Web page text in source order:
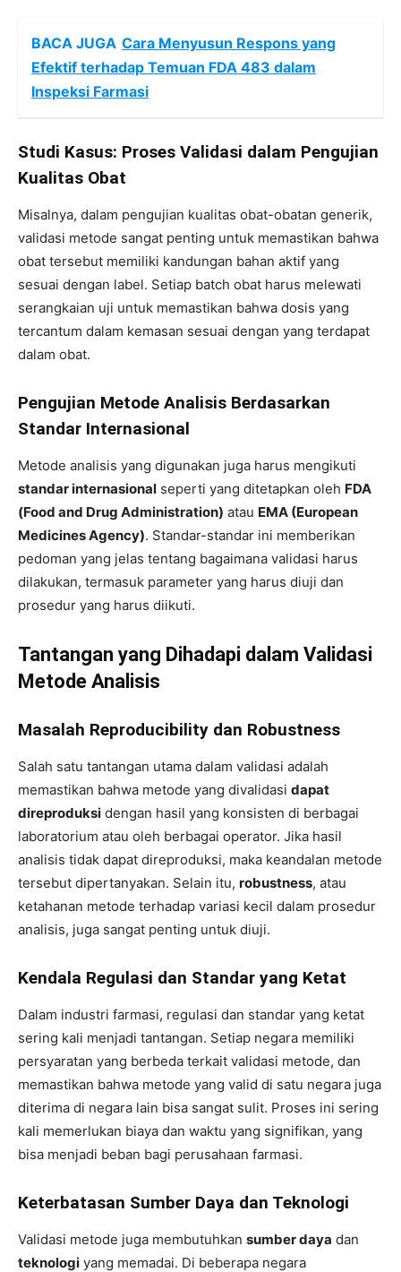
BACA JUGA Cara Menyusun Respons yang
Efektif terhadap Temuan FDA 483 dalam
Inspeksi Farmasi
Studi Kasus: Proses Validasi dalam Pengujian
Kualitas Obat
Misalnya, dalam pengujian kualitas obat-obatan generik,
validasi metode sangat penting untuk memastikan bahwa
obat tersebut memiliki kandungan bahan aktif yang
sesuai dengan label. Setiap batch obat harus melewati
serangkaian uji untuk memastikan bahwa dosis yang
tercantum dalam kemasan sesuai dengan yang terdapat
dalam obat.
Pengujian Metode Analisis Berdasarkan
Standar Internasional
Metode analisis yang digunakan juga harus mengikuti
standar internasional seperti yang ditetapkan oleh FDA
(Food and Drug Administration) atau EMA (European
Medicines Agency). Standar-standar ini memberikan
pedoman yang jelas tentang bagaimana validasi harus
dilakukan, termasuk parameter yang harus diuji dan
prosedur yang harus diikuti.
Tantangan yang Dihadapi dalam Validasi
Metode Analisis
Masalah Reproducibility dan Robustness
Salah satu tantangan utama dalam validasi adalah
memastikan bahwa metode yang divalidasi dapat
direproduksi dengan hasil yang konsisten di berbagai
laboratorium atau oleh berbagai operator. Jika hasil
analisis tidak dapat direproduksi, maka keandalan metode
tersebut dipertanyakan. Selain itu, robustness, atau
ketahanan metode terhadap variasi kecil dalam prosedur
analisis, juga sangat penting untuk diuji.
Kendala Regulasi dan Standar yang Ketat
Dalam industri farmasi, regulasi dan standar yang ketat
sering kali menjadi tantangan. Setiap negara memiliki
persyaratan yang berbeda terkait validasi metode, dan
memastikan bahwa metode yang valid di satu negara juga
diterima di negara lain bisa sangat sulit. Proses ini sering
kali memerlukan biaya dan waktu yang signifikan, yang
bisa menjadi beban bagi perusahaan farmasi.
Keterbatasan Sumber Daya dan Teknologi
Validasi metode juga membutuhkan sumber daya dan
teknologi yang memadai. Di beberapa negara